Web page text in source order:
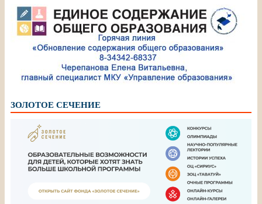
ЗОЛОТОЕ СЕЧЕНИЕ